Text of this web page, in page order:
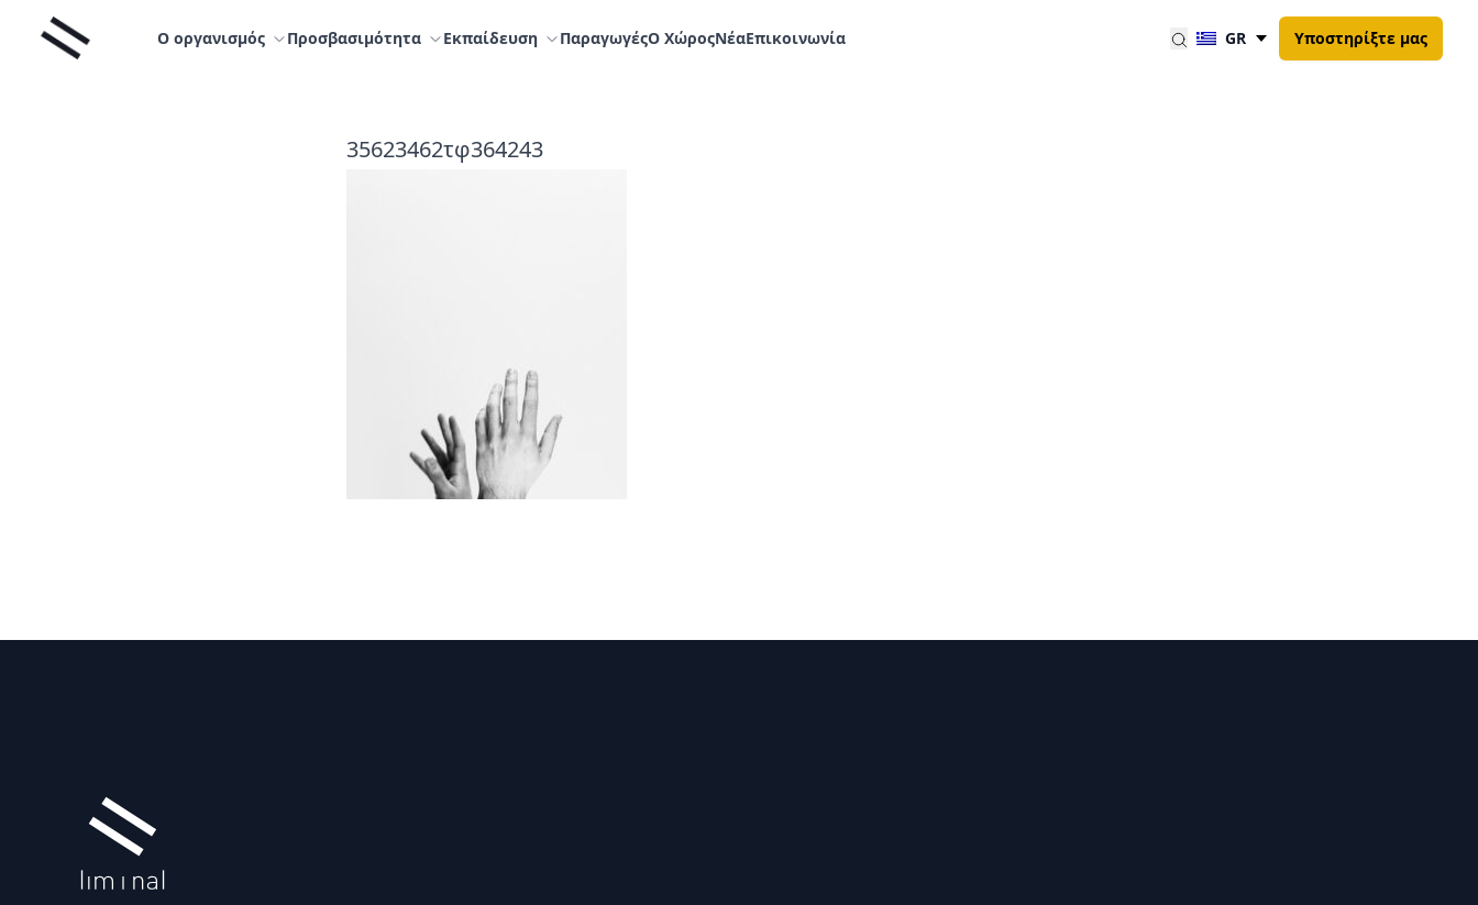
Μετάβαση
περιεχόμενο
Liminal Ο οργανισμός Προσβασιμότητα Εκπαίδευση ΠαραγωγέςΟ ΧώροςNέαΕπικοινωνία GR Υποστηρίξτε μας
35623462τφ364243